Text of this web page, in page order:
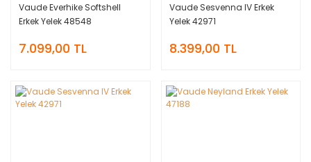
Vaude Everhike Softshell
Erkek Yelek 48548
7.099,00 TL
Vaude Sesvenna IV Erkek
Yelek 42971
8.399,00 TL